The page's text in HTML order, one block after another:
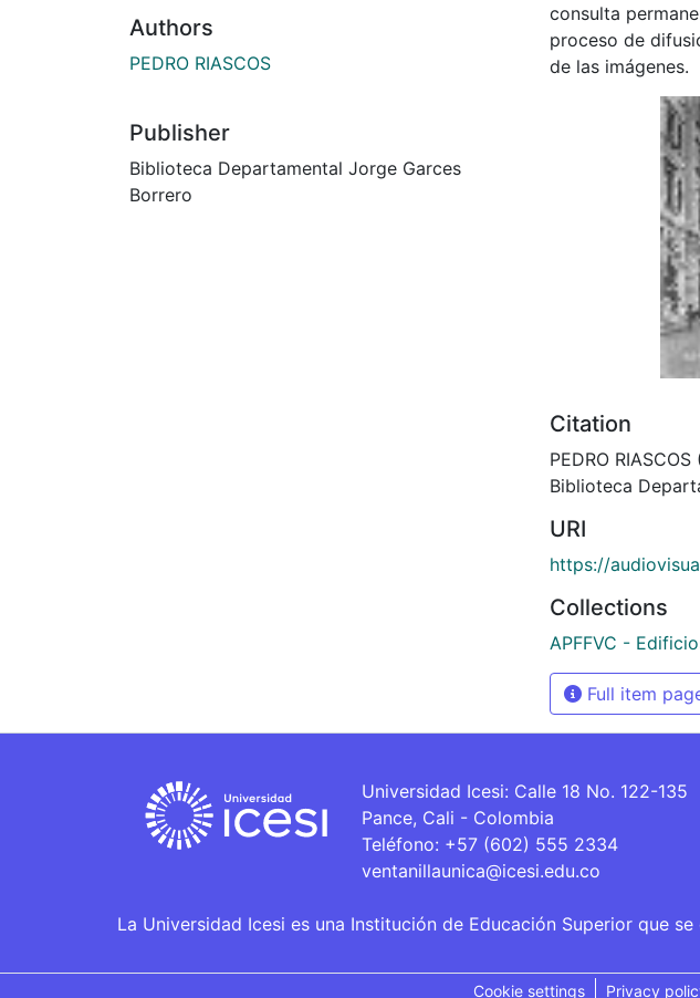
Authors
PEDRO RIASCOS
Publisher
Biblioteca Departamental Jorge Garces
Borrero
consulta
proceso de
de las imágenes.
Citation
PEDRO
Biblioteca
URI
https://
Collections
APFFVC -
Full item
Universidad Icesi: Calle 18 No. 122-135
Pance, Cali - Colombia
Teléfono: +57 (602) 555 2334
ventanillaunica@icesi.edu.co
La Universidad Icesi es una Institución de Educación Superior que
Cookie settings Privacy